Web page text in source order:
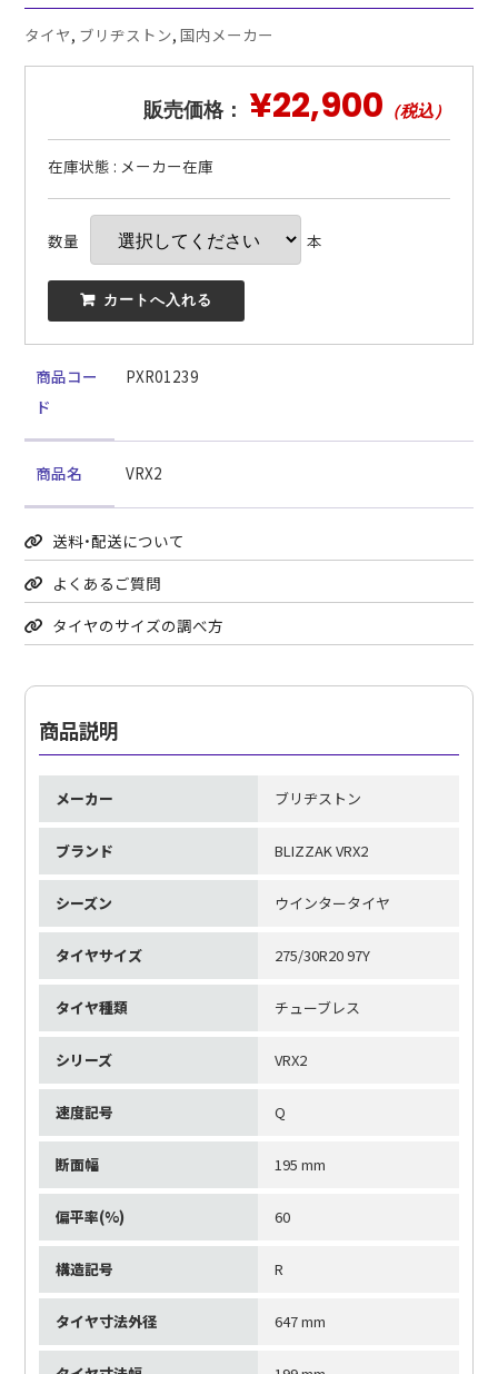
タイヤ, ブリヂストン,国内メーカー
販売価格： ¥22,900 （税込）
在庫状態 : メーカー在庫
数量 本
 カートへ入れる
商品コー
ド
PXR01239
商品名 VRX2
送料・配送について
よくあるご質問
タイヤのサイズの調べ方
商品説明
メーカー ブリヂストン
ブランド BLIZZAK VRX2
シーズン ウインタータイヤ
タイヤサイズ 275/30R20 97Y
タイヤ種類 チューブレス
シリーズ VRX2
速度記号 Q
断面幅 195 mm
偏平率(%) 60
構造記号 R
タイヤ寸法外径 647 mm